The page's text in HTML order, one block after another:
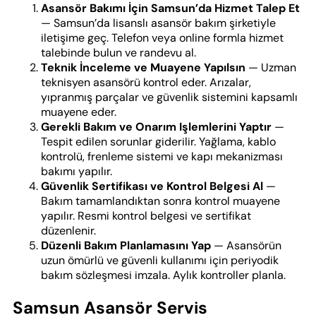
Asansör Bakımı İçin Samsun’da Hizmet Talep Et
— Samsun’da lisanslı asansör bakım şirketiyle
iletişime geç. Telefon veya online formla hizmet
talebinde bulun ve randevu al.
Teknik İnceleme ve Muayene Yapılsın — Uzman
teknisyen asansörü kontrol eder. Arızalar,
yıpranmış parçalar ve güvenlik sistemini kapsamlı
muayene eder.
Gerekli Bakım ve Onarım Işlemlerini Yaptır —
Tespit edilen sorunlar giderilir. Yağlama, kablo
kontrolü, frenleme sistemi ve kapı mekanizması
bakımı yapılır.
Güvenlik Sertifikası ve Kontrol Belgesi Al —
Bakım tamamlandıktan sonra kontrol muayene
yapılır. Resmi kontrol belgesi ve sertifikat
düzenlenir.
Düzenli Bakım Planlamasını Yap — Asansörün
uzun ömürlü ve güvenli kullanımı için periyodik
bakım sözleşmesi imzala. Aylık kontroller planla.
Samsun Asansör Servis